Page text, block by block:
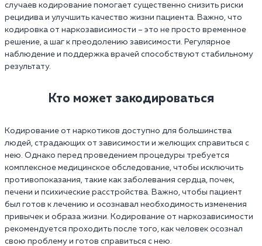
случаев кодирование помогает существенно снизить риски
рецидива и улучшить качество жизни пациента. Важно, что
кодировка от наркозависимости – это не просто временное
решение, а шаг к преодолению зависимости. Регулярное
наблюдение и поддержка врачей способствуют стабильному
результату.
Кто может закодироваться
Кодирование от наркотиков доступно для большинства
людей, страдающих от зависимости и желющих справиться с
нею. Однако перед проведением процедуры требуется
комплексное медицинское обследование, чтобы исключить
противопоказания, такие как заболевания сердца, почек,
печени и психические расстройства. Важно, чтобы пациент
был готов к лечению и осознавал необходимость изменения
привычек и образа жизни. Кодирование от наркозависимости
рекомендуется проходить после того, как человек осознал
свою проблему и готов справиться с нею.